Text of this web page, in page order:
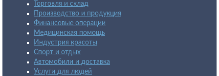
Торговля и склад
Производство и продукция
Финансовые операции
Медицинская помощь
Индустрия красоты
Спорт и отдых
Автомобили и доставка
Услуги для людей